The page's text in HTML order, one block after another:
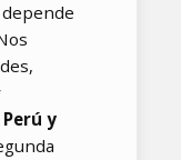
Perú y